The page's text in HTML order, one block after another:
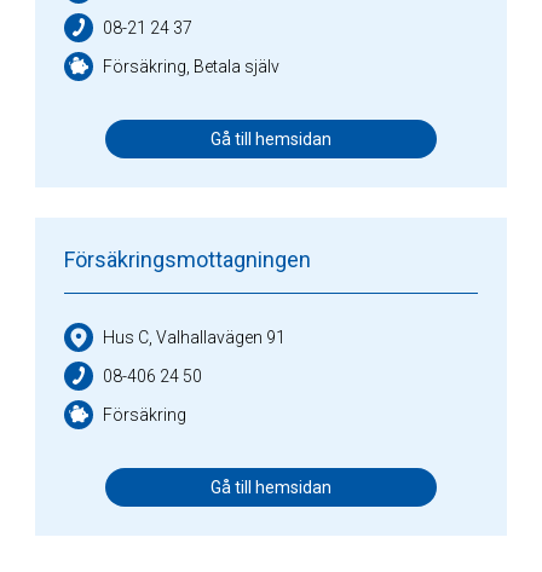
08-21 24 37
Försäkring, Betala själv
Gå till hemsidan
Försäkringsmottagningen
Hus C, Valhallavägen 91
08-406 24 50
Försäkring
Gå till hemsidan